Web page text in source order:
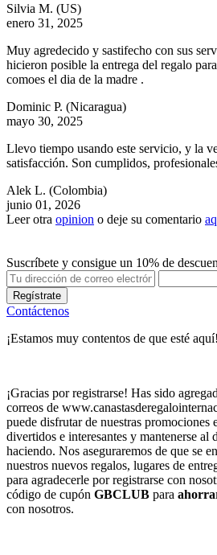
Silvia M. (US)
enero 31, 2025
Muy agredecido y sastifecho con sus
hicieron posible la entrega del regalo
comoes el dia de la madre .
Dominic P. (Nicaragua)
mayo 30, 2025
Llevo tiempo usando este servicio, y la
satisfacción. Son cumplidos,
Alek L. (Colombia)
junio 01, 2026
Leer otra opinion o deje su comentario
Suscríbete y consigue un 10% de
Regístrate
Contáctenos
¡Estamos muy contentos de que esté aquí!
¡Gracias por registrarse! Has sido
correos de
puede disfrutar de nuestras promociones
divertidos e interesantes y mantenerse al
haciendo. Nos aseguraremos de que se
nuestros nuevos regalos, lugares de
para agradecerle por registrarse con
código de cupón GBCLUB para
con nosotros.